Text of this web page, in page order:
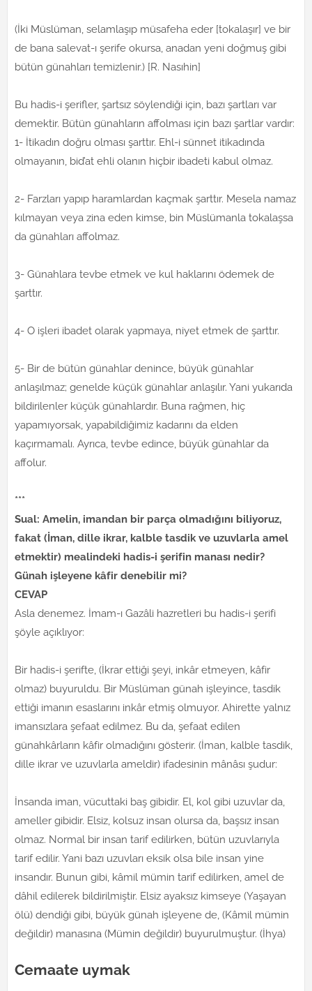
(İki Müslüman, selamlaşıp müsafeha eder [tokalaşır] ve bir
de bana salevat-ı şerife okursa, anadan yeni doğmuş gibi
bütün günahları temizlenir.) [R. Nasıhin]
Bu hadis-i şerifler, şartsız söylendiği için, bazı şartları var
demektir. Bütün günahların affolması için bazı şartlar vardır:
1- İtikadın doğru olması şarttır. Ehl-i sünnet itikadında
olmayanın, bid’at ehli olanın hiçbir ibadeti kabul olmaz.
2- Farzları yapıp haramlardan kaçmak şarttır. Mesela namaz
kılmayan veya zina eden kimse, bin Müslümanla tokalaşsa
da günahları affolmaz.
3- Günahlara tevbe etmek ve kul haklarını ödemek de
şarttır.
4- O işleri ibadet olarak yapmaya, niyet etmek de şarttır.
5- Bir de bütün günahlar denince, büyük günahlar
anlaşılmaz; genelde küçük günahlar anlaşılır. Yani yukarıda
bildirilenler küçük günahlardır. Buna rağmen, hiç
yapamıyorsak, yapabildiğimiz kadarını da elden
kaçırmamalı. Ayrıca, tevbe edince, büyük günahlar da
affolur.
***
Sual: Amelin, imandan bir parça olmadığını biliyoruz,
fakat (İman, dille ikrar, kalble tasdik ve uzuvlarla amel
etmektir) mealindeki hadis-i şerifin manası nedir?
Günah işleyene kâfir denebilir mi?
CEVAP
Asla denemez. İmam-ı Gazâli hazretleri bu hadis-i şerifi
şöyle açıklıyor:
Bir hadis-i şerifte, (İkrar ettiği şeyi, inkâr etmeyen, kâfir
olmaz) buyuruldu. Bir Müslüman günah işleyince, tasdik
ettiği imanın esaslarını inkâr etmiş olmuyor. Ahirette yalnız
imansızlara şefaat edilmez. Bu da, şefaat edilen
günahkârların kâfir olmadığını gösterir. (İman, kalble tasdik,
dille ikrar ve uzuvlarla ameldir) ifadesinin mânâsı şudur:
İnsanda iman, vücuttaki baş gibidir. El, kol gibi uzuvlar da,
ameller gibidir. Elsiz, kolsuz insan olursa da, başsız insan
olmaz. Normal bir insan tarif edilirken, bütün uzuvlarıyla
tarif edilir. Yani bazı uzuvları eksik olsa bile insan yine
insandır. Bunun gibi, kâmil mümin tarif edilirken, amel de
dâhil edilerek bildirilmiştir. Elsiz ayaksız kimseye (Yaşayan
ölü) dendiği gibi, büyük günah işleyene de, (Kâmil mümin
değildir) manasına (Mümin değildir) buyurulmuştur. (İhya)
Cemaate uymak